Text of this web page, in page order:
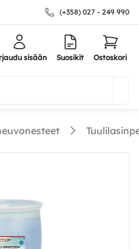
(+358) 027 - 249 990
sisään Suosikit Ostoskori